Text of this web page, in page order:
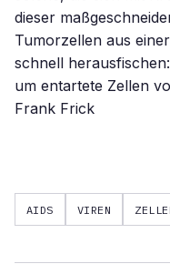
dieser
Tumorzellen aus
schnell
um entartete Zellen
Frank Frick
AIDS VIREN